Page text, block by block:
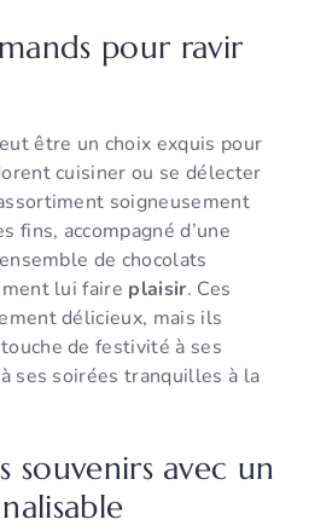
pour ravir
être un choix exquis pour
cuisiner ou se délecter
soigneusement
fins, accompagné d’une
de chocolats
lui faire plaisir. Ces
délicieux, mais ils
de festivité à ses
ses soirées tranquilles à la
souvenirs avec un